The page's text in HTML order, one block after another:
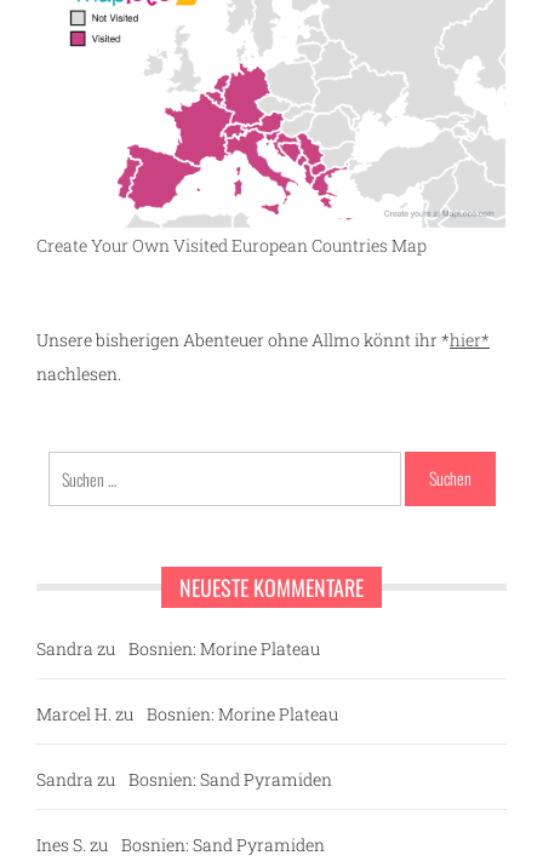
Create Your Own Visited European Countries Map
Unsere bisherigen Abenteuer ohne Allmo könnt ihr *hier*
nachlesen.
nach:
NEUESTE KOMMENTARE
Sandra zu Bosnien: Morine Plateau
Marcel H. zu Bosnien: Morine Plateau
Sandra zu Bosnien: Sand Pyramiden
Ines S. zu Bosnien: Sand Pyramiden